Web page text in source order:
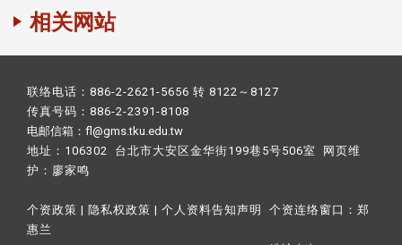
相关网站
联络电话：886-2-2621-5656 转 8122～8127
传真号码：886-2-2391-8108
电邮信箱：fl@gms.tku.edu.tw
地址：106302 台北市大安区金华街199巷5号506室 网页维
护： 廖家鸣​
个资政策 | 隐私权政策 | 个人资料告知声明 个资连络窗口： 郑
惠兰